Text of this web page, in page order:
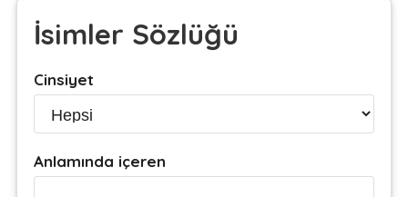
İsimler Sözlüğü
Cinsiyet
Anlamında içeren